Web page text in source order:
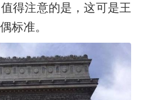
得注意的是，这可是王
标准。